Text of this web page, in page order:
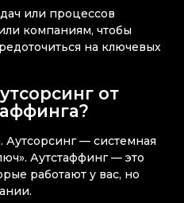
или процессов
компаниям, чтобы
на ключевых
от
Аутсорсинг — системная
Аутстаффинг — это
работают у вас, но